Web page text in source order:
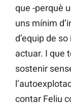
que -perquè
uns mínim
d’equip de
actuar. I que
sostenir
contar Feliu